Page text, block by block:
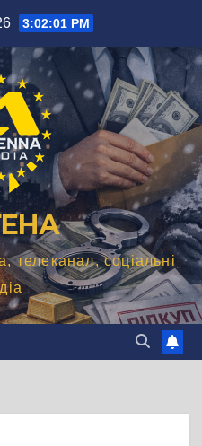
3:02:02 PM
телеканал, соціальні